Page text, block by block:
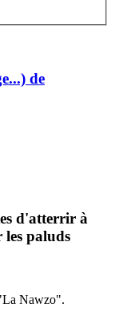
de
d'atterrir à
paluds
Nawzo".